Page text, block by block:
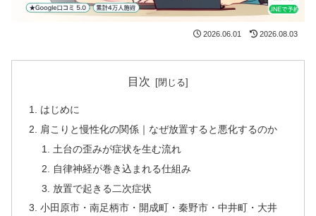
2026.06.01 2026.08.03
目次
はじめに
肩こりと慢性化の関係｜なぜ放置すると悪化するのか
土台の歪みが症状を生む流れ
自律神経が巻き込まれる仕組み
放置で起きる二次症状
小田原市・南足柄市・開成町・秦野市・中井町・大井